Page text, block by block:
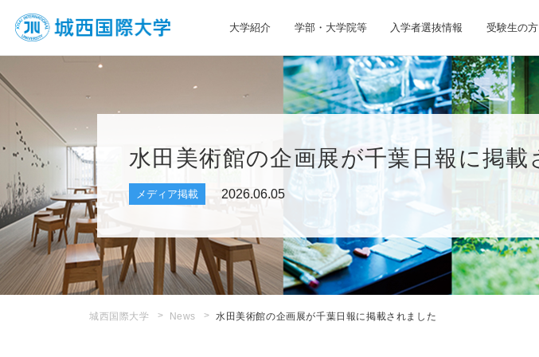
大学紹介 学部・大学院等 入学者選抜情報 受験生の方
水田美術館の企画展が千葉日報に掲載
メディア掲載 2026.06.05
城西国際大学 News 水田美術館の企画展が千葉日報に掲載されました